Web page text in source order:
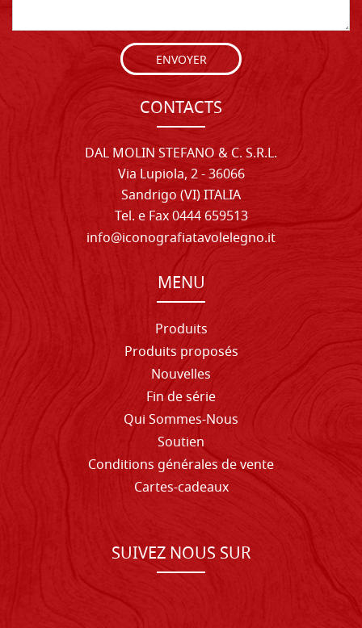
ENVOYER
CONTACTS
DAL MOLIN STEFANO & C. S.R.L.
Via Lupiola, 2 - 36066
Sandrigo (VI) ITALIA
Tel. e Fax 0444 659513
info@iconografiatavolelegno.it
MENU
Produits
Produits proposés
Nouvelles
Fin de série
Qui Sommes-Nous
Soutien
Conditions générales de vente
Cartes-cadeaux
SUIVEZ NOUS SUR